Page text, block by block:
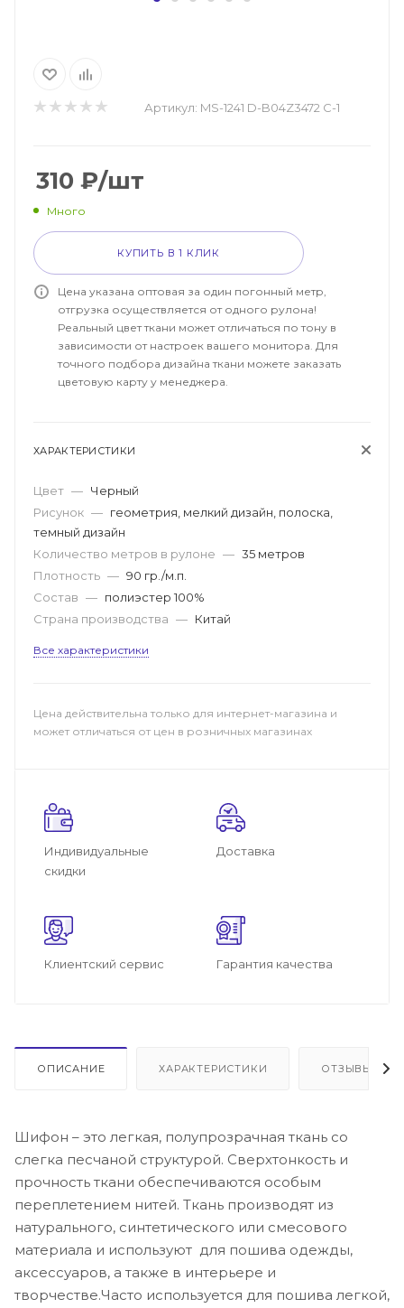
Артикул: MS-1241 D-B04Z3472 C-1
310 ₽/шт
Много
КУПИТЬ В 1 КЛИК
Цена указана оптовая за один погонный метр,
отгрузка осуществляется от одного рулона!
Реальный цвет ткани может отличаться по тону в
зависимости от настроек вашего монитора. Для
точного подбора дизайна ткани можете заказать
цветовую карту у менеджера.
ХАРАКТЕРИСТИКИ
Цвет — Черный
Рисунок — геометрия, мелкий дизайн, полоска,
темный дизайн
Количество метров в рулоне — 35 метров
Плотность — 90 гр./м.п.
Состав — полиэстер 100%
Страна производства — Китай
Все характеристики
Цена действительна только для интернет-магазина и
может отличаться от цен в розничных магазинах
Индивидуальные
скидки
Доставка
Клиентский сервис Гарантия качества
ОПИСАНИЕ ХАРАКТЕРИСТИКИ ОТЗЫВЫ
Шифон – это легкая, полупрозрачная ткань со
слегка песчаной структурой. Сверхтонкость и
прочность ткани обеспечиваются особым
переплетением нитей. Ткань производят из
натурального, синтетического или смесового
материала и используют для пошива одежды,
аксессуаров, а также в интерьере и
творчестве.Часто используется для пошива легкой,